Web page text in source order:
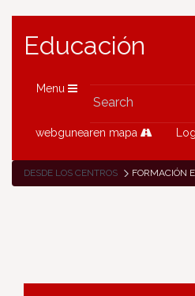
Educación
Menu
webgunearen mapa
DESDE LOS CENTROS FORMACIÓN ERASMUS+ EN EL